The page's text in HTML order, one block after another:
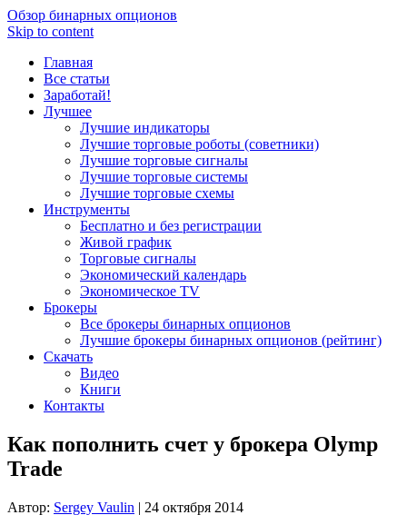
Обзор бинарных опционов
Skip to content
Главная
Все статьи
Заработай!
Лучшее
Лучшие индикаторы
Лучшие торговые роботы (советники)
Лучшие торговые сигналы
Лучшие торговые системы
Лучшие торговые схемы
Инструменты
Бесплатно и без регистрации
Живой график
Торговые сигналы
Экономический календарь
Экономическое TV
Брокеры
Все брокеры бинарных опционов
Лучшие брокеры бинарных опционов (рейтинг)
Скачать
Видео
Книги
Контакты
Как пополнить счет у брокера Olymp
Trade
Автор: Sergey Vaulin | 24 октября 2014